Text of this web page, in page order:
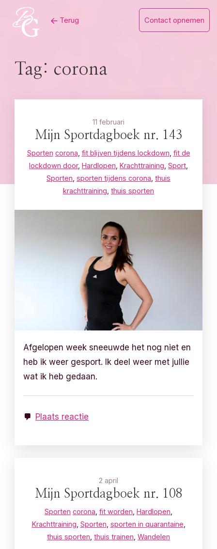
content
Terug Contact opnemen
Tag: corona
11 februari
Mijn Sportdagboek nr. 143
Sporten corona fit blijven tijdens lockdown fit de
lockdown door, Hardlopen Krachttraining Sport
Sporten sporten tijdens corona thuis
krachttraining thuis sporten
Afgelopen week sneeuwde het nog niet en
heb ik weer gesport. Ik deel weer met jullie
wat ik heb gedaan.
Plaats reactie
2 april
Mijn Sportdagboek nr. 108
Sporten corona fit worden Hardlopen
Krachttraining Sporten sporten in quarantaine
thuis sporten thuis trainen Wandelen